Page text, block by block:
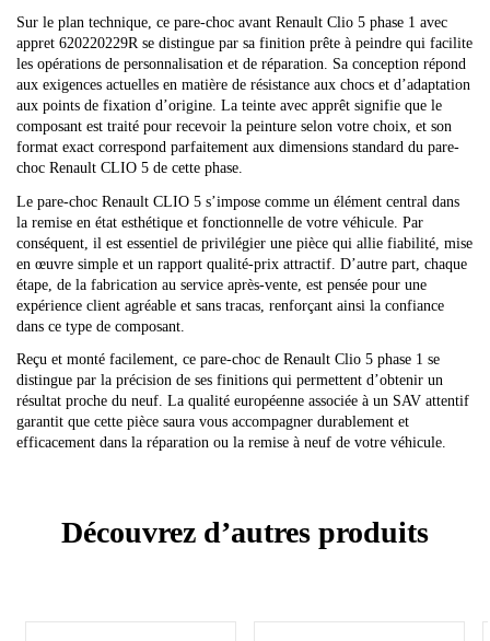
Sur le plan technique, ce pare-choc avant Renault Clio 5 phase 1 avec
appret 620220229R se distingue par sa finition prête à peindre qui facilite
les opérations de personnalisation et de réparation. Sa conception répond
aux exigences actuelles en matière de résistance aux chocs et d’adaptation
aux points de fixation d’origine. La teinte avec apprêt signifie que le
composant est traité pour recevoir la peinture selon votre choix, et son
format exact correspond parfaitement aux dimensions standard du pare-
choc Renault CLIO 5 de cette phase.
Le pare-choc Renault CLIO 5 s’impose comme un élément central dans
la remise en état esthétique et fonctionnelle de votre véhicule. Par
conséquent, il est essentiel de privilégier une pièce qui allie fiabilité, mise
en œuvre simple et un rapport qualité-prix attractif. D’autre part, chaque
étape, de la fabrication au service après-vente, est pensée pour une
expérience client agréable et sans tracas, renforçant ainsi la confiance
dans ce type de composant.
Reçu et monté facilement, ce pare-choc de Renault Clio 5 phase 1 se
distingue par la précision de ses finitions qui permettent d’obtenir un
résultat proche du neuf. La qualité européenne associée à un SAV attentif
garantit que cette pièce saura vous accompagner durablement et
efficacement dans la réparation ou la remise à neuf de votre véhicule.
Découvrez d’autres produits